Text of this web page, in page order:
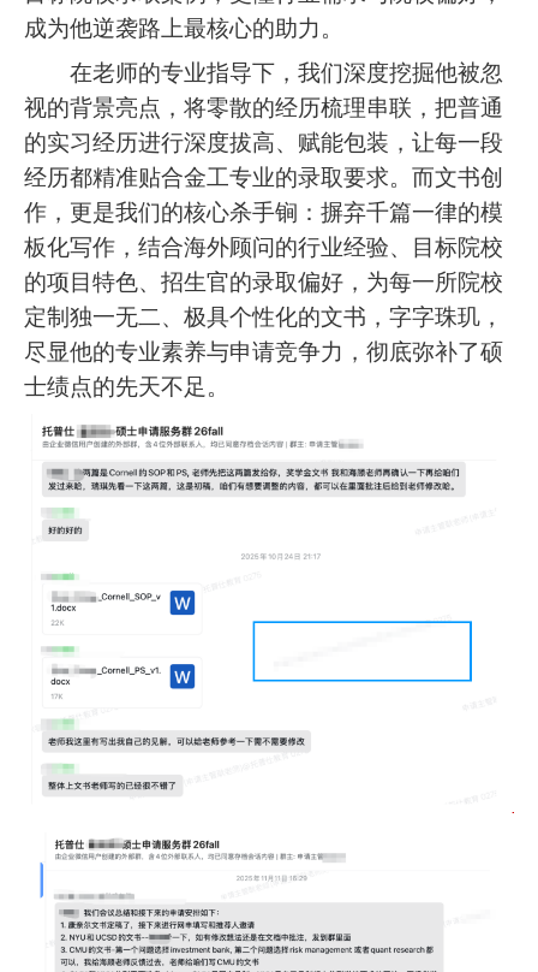
成为他逆袭路上最核心的助力。
在老师的专业指导下，我们深度挖掘他被忽
视的背景亮点，将零散的经历梳理串联，把普通
的实习经历进行深度拔高、赋能包装，让每一段
经历都精准贴合金工专业的录取要求。而文书创
作，更是我们的核心杀手锏：摒弃千篇一律的模
板化写作，结合海外顾问的行业经验、目标院校
的项目特色、招生官的录取偏好，为每一所院校
定制独一无二、极具个性化的文书，字字珠玑，
尽显他的专业素养与申请竞争力，彻底弥补了硕
士绩点的先天不足。